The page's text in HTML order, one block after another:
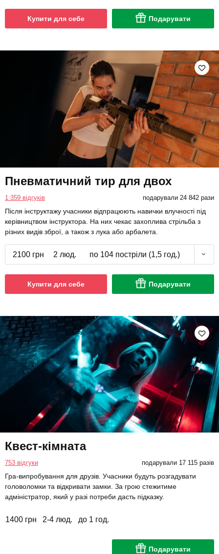
Купити для себе Подарувати
Пневматичний тир для двох
1 359 відгуків подарували 24 842 рази
Після інструктажу учасники відпрацюють навички влучності під
керівництвом інструктора. На них чекає захоплива стрільба з
різних видів зброї, а також з лука або арбалета.
2100 грн 2 люд. по 104 постріли (1,5 год.)
Купити для себе Подарувати
Квест-кімната
753 відгуки подарували 17 115 разів
Гра-випробування для друзів. Учасники будуть розгадувати
головоломки та відкривати замки. За грою стежитиме
адміністратор, який у разі потреби дасть підказку.
1400 грн 2-4 люд. до 1 год.
Подарувати